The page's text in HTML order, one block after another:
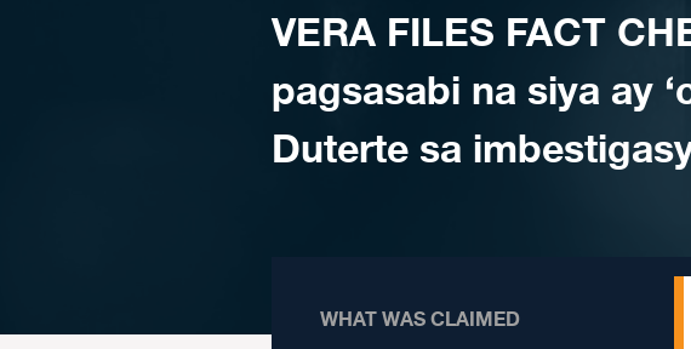
VERA FILES FACT
pagsasabi na siya ay
Duterte sa
WHAT WAS CLAIMED